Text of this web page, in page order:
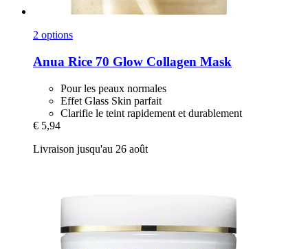
2 options
Anua Rice 70 Glow Collagen Mask
Pour les peaux normales
Effet Glass Skin parfait
Clarifie le teint rapidement et durablement
€ 5,94
Livraison jusqu'au 26 août